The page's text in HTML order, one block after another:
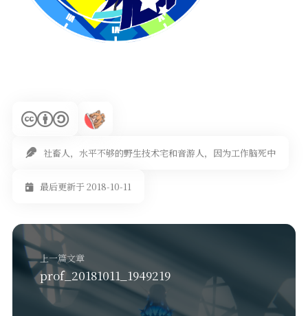
社畜人，水平不够的野生技术宅和音游人，因为工作脑死中
最后更新于 2018-10-11
上一篇文章
prof_20181011_1949219